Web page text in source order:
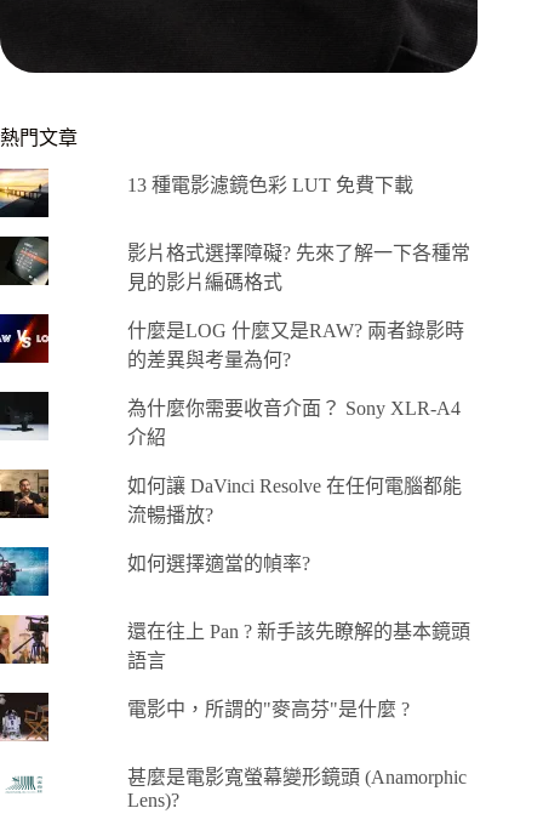
熱門文章
13 種電影濾鏡色彩 LUT 免費下載
影片格式選擇障礙? 先來了解一下各種常
見的影片編碼格式
什麼是LOG 什麼又是RAW? 兩者錄影時
的差異與考量為何?
為什麼你需要收音介面？ Sony XLR-A4
介紹
如何讓 DaVinci Resolve 在任何電腦都能
流暢播放?
如何選擇適當的幀率?
還在往上 Pan ? 新手該先瞭解的基本鏡頭
語言
電影中，所謂的"麥高芬"是什麼 ?
甚麼是電影寬螢幕變形鏡頭 (Anamorphic
Lens)?